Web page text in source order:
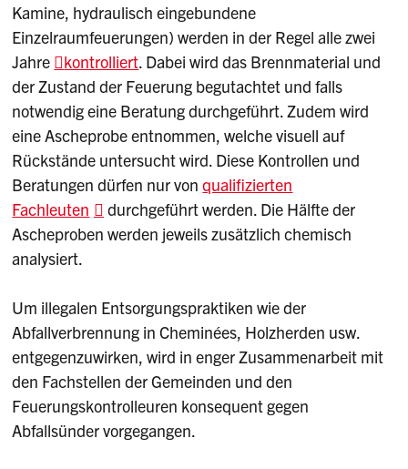
Kamine, hydraulisch eingebundene
Einzelraumfeuerungen) werden in der Regel alle zwei
Jahre
kontrolliert. Dabei wird das Brennmaterial und
der Zustand der Feuerung begutachtet und falls
notwendig eine Beratung durchgeführt. Zudem wird
eine Ascheprobe entnommen, welche visuell auf
Rückstände untersucht wird. Diese Kontrollen und
Beratungen dürfen nur vonqualifizierten
Fachleuten
durchgeführt werden. Die Hälfte der
Ascheproben werden jeweils zusätzlich chemisch
analysiert.
Um illegalen Entsorgungspraktiken wie der
Abfallverbrennung in Cheminées, Holzherden usw.
entgegenzuwirken, wird in enger Zusammenarbeit mit
den Fachstellen der Gemeinden und den
Feuerungskontrolleuren konsequent gegen
Abfallsünder vorgegangen.